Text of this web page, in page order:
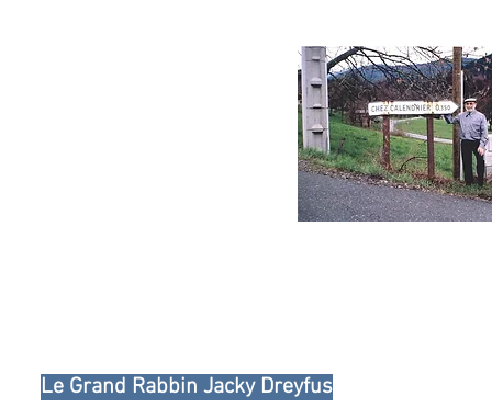
Le Grand Rabbin Jacky Dreyfus